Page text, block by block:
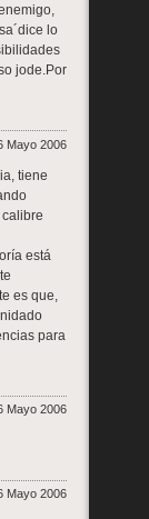
lo
jode.Por
Mayo 2006
tiene
está
es que,
para
Mayo 2006
Mayo 2006